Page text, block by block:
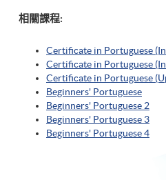
相關課程:
Certificate in Portuguese
Certificate in Portuguese
Certificate in Portuguese
Beginners' Portuguese
Beginners' Portuguese 2
Beginners' Portuguese 3
Beginners' Portuguese 4